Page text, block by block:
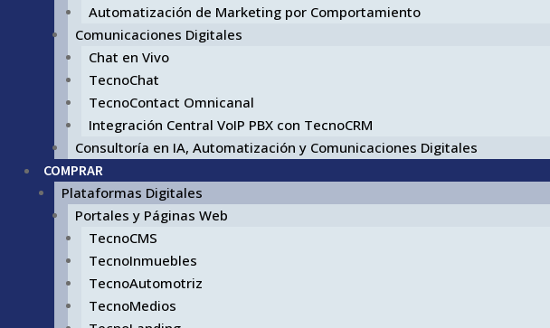
Automatización de Marketing por Comportamiento
Comunicaciones Digitales
Chat en Vivo
TecnoChat
TecnoContact Omnicanal
Integración Central VoIP PBX con TecnoCRM
Consultoría en IA, Automatización y Comunicaciones Digitales
COMPRAR
Plataformas Digitales
Portales y Páginas Web
TecnoCMS
TecnoInmuebles
TecnoAutomotriz
TecnoMedios